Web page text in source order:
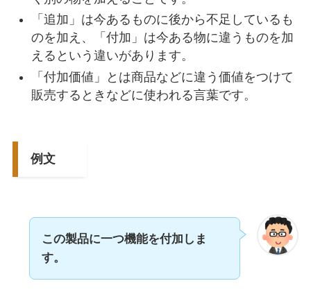
「追加」は今あるものに後から不足しているも
のを加え、「付加」は今ある物に違うものを加
えるという違いがあります。
「付加価値」とは商品などに違う価値をつけて
販売するときなどに使われる言葉です。
例文
この製品に一つ機能を付加しま
す。